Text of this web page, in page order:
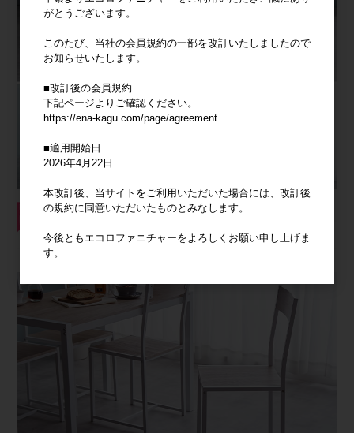
がとうございます。
このたび、当社の会員規約の一部を改訂いたしましたので
お知らせいたします。
■改訂後の会員規約
下記ページよりご確認ください。
https://ena-kagu.com/page/agreement
■適用開始日
2026年4月22日
本改訂後、当サイトをご利用いただいた場合には、改訂後
の規約に同意いただいたものとみなします。
今後ともエコロファニチャーをよろしくお願い申し上げま
す。